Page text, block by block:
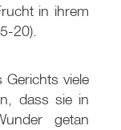
in ihrem
20).
viele
dass sie in
getan